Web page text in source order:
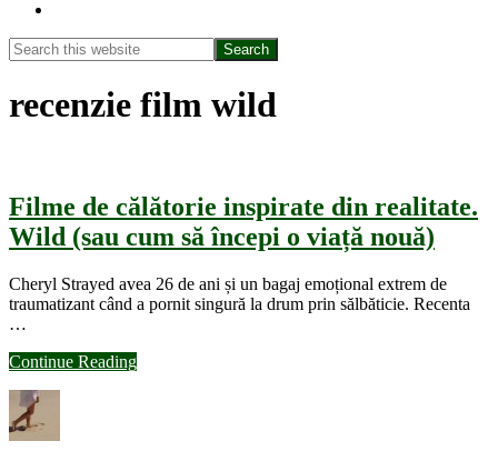
Search
this
recenzie film wild
Filme de călătorie inspirate din realitate.
Wild (sau cum să începi o viață nouă)
Cheryl Strayed avea 26 de ani și un bagaj emoțional extrem de
traumatizant când a pornit singură la drum prin sălbăticie. Recenta
…
Continue Readingabout